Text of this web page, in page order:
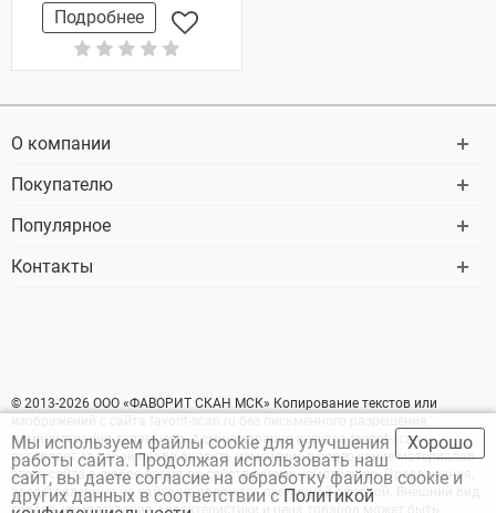
Подробнее
О компании
Покупателю
Популярное
Контакты
© 2013-2026 ООО «ФАВОРИТ СКАН МСК» Копирование текстов или
администрации запрещено. Администрация ресурса favorit-scan
оставляет за собой право вносить изменение в содержание материалов
этого сайта в любое время по собственному усмотрению. Предложения,
представленные на сайте, не являются публичной офертой. Внешний вид
товара, комплектация, характеристики и цена товаров может быть
Хорошо
Мы используем файлы cookie для улучшения
работы сайта. Продолжая использовать наш
сайт, вы даете согласие на обработку файлов cookie и
других данных в соответствии с Политикой